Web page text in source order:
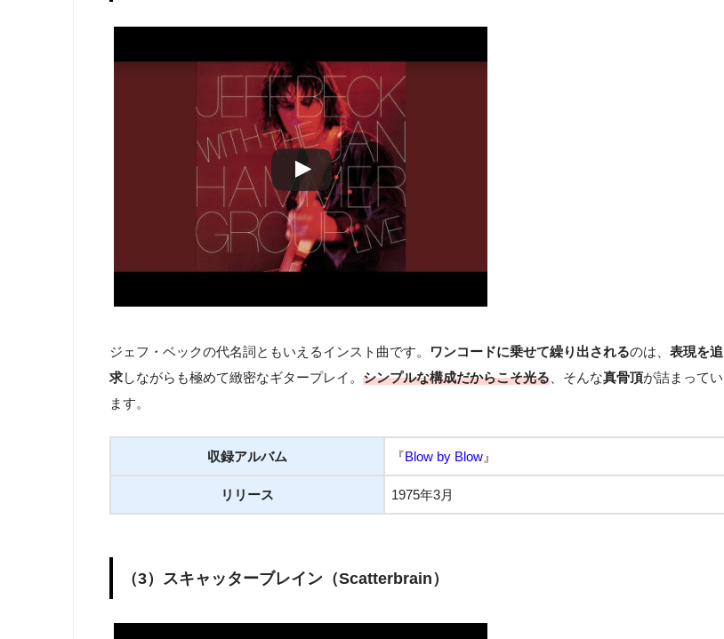
ジェフ・ベックの代名詞ともいえるインスト曲です。 ワンコードに乗せて繰り出されるのは、 表現を追
求しながらも極めて緻密なギタープレイ。 シンプルな構成だからこそ光る、そんな真骨頂が詰まってい
ます。
収録アルバム 『Blow by Blow 』
リリース 1975年3月
（3）スキャッターブレイン（Scatterbrain）